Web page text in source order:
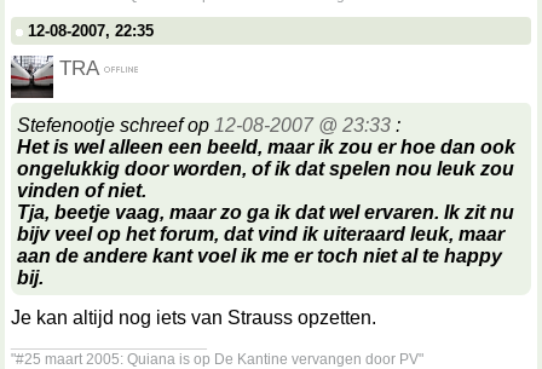
12-08-2007, 22:35
TRA
Stefenootje schreef op 12-08-2007 @ 23:33 :
Het is wel alleen een beeld, maar ik zou er hoe dan ook
ongelukkig door worden, of ik dat spelen nou leuk zou
vinden of niet.
Tja, beetje vaag, maar zo ga ik dat wel ervaren. Ik zit nu
bijv veel op het forum, dat vind ik uiteraard leuk, maar
aan de andere kant voel ik me er toch niet al te happy
bij.
Je kan altijd nog iets van Strauss opzetten.
"#25 maart 2005: Quiana is op De Kantine vervangen door PV"